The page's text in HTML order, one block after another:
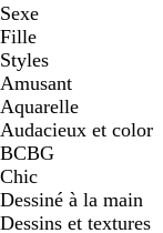
Sexe
Fille
Styles
Amusant
Aquarelle
Audacieux et color
BCBG
Chic
Dessiné à la main
Dessins et textures